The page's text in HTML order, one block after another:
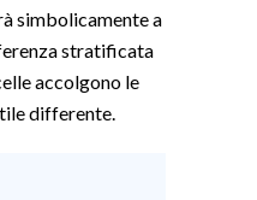
simbolicamente a
stratificata
accolgono le
differente.